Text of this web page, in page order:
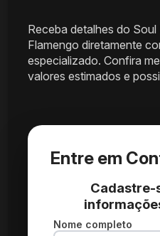
Receba detalhes do
Flamengo diretamente
especializado. Confira
valores estimados e
Entre em
Cadastre-
Nome completo